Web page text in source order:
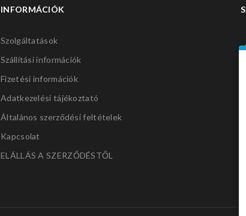
INFORMÁCIÓK
Szolgáltatások
Szállítási információk
Fizetési információk
Adatkezelési tájékoztató
Általános szerződési feltételek
Kapcsolat
ELÁLLÁS A SZERZŐDÉSTŐL